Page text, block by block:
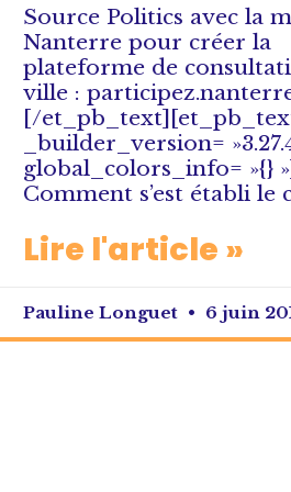
Source Politics avec la
Nanterre pour créer la
plateforme de
ville :
[/
_builder_version=
global_colors_info= »{}
Comment s’est établi le
Lire l'article »
Pauline Longuet 6 juin